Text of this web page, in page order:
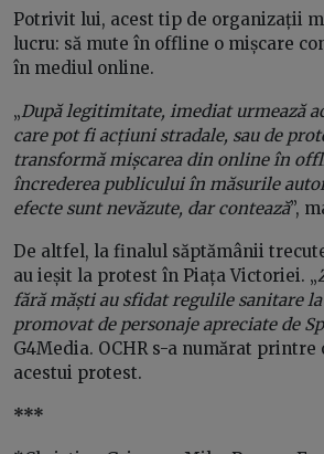
Potrivit lui, acest tip de organizații
lucru: să mute în offline o mișcare
în mediul online.
„După legitimitate, imediat urmează
care pot fi acțiuni stradale, sau de
transformă mișcarea din online în
încrederea publicului în măsurile
efecte sunt nevăzute, dar contează”,
De altfel, la finalul săptămânii
au ieșit la protest în Piața Victoriei. „
fără măști au sfidat regulile sanitare
promovat de personaje apreciate de
G4Media. OCHR s-a numărat
acestui protest.
***